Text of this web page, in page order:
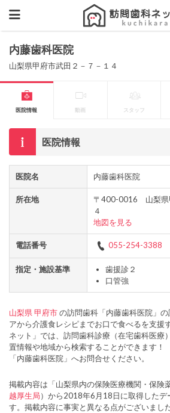
内藤歯科医院
山梨県甲府市武田２－７－１４
医院情報 動画 スタッフ
医院情報
医院名 内藤歯科医院
所在地
〒400-0016 山梨県
４
地図を見る
電話番号 055-254-3388
指定・施設基準
歯援診２
口管強
山梨県 甲府市の訪問歯科「内藤歯科医院」
アから介護食レシピまでお口で食べるを支援
ネット」では、訪問歯科診療（在宅歯科医療
置情報や地域から検索することができます
「内藤歯科医院」へお問合せください。
掲載内容は「山梨県内の保険医療機関・保険
越厚生局）から2018年6月18日に取得したデ
す。掲載内容に事実と異なる点がございました